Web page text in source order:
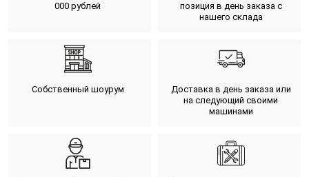
000 рублей
позиция в день заказа с
нашего склада
Собственный шоурум
Доставка в день заказа или
на следующий своими
машинами